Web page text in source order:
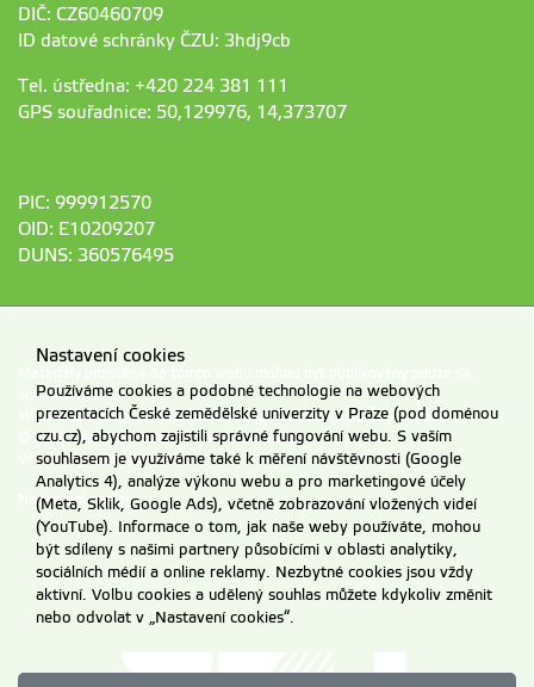
DIČ: CZ60460709
ID datové schránky ČZU: 3hdj9cb
Tel. ústředna: +420 224 381 111
GPS souřadnice: 50,129976, 14,373707
PIC: 999912570
OID: E10209207
DUNS: 360576495
souhlasem ČZU.
Informace o zpracování a ochraně osobních údajů na ČZU v Praze.
© 2026 Česká zemědělská univerzita v Praze
Všechna práva vyhrazena
Nastavení cookies
Nastavení cookies
Používáme cookies a podobné technologie na webových
prezentacích České zemědělské univerzity v Praze (pod doménou
czu.cz), abychom zajistili správné fungování webu. S vaším
souhlasem je využíváme také k měření návštěvnosti (Google
Analytics 4), analýze výkonu webu a pro marketingové účely
(Meta, Sklik, Google Ads), včetně zobrazování vložených videí
(YouTube). Informace o tom, jak naše weby používáte, mohou
být sdíleny s našimi partnery působícími v oblasti analytiky,
sociálních médií a online reklamy. Nezbytné cookies jsou vždy
aktivní. Volbu cookies a udělený souhlas můžete kdykoliv změnit
nebo odvolat v „Nastavení cookies“.